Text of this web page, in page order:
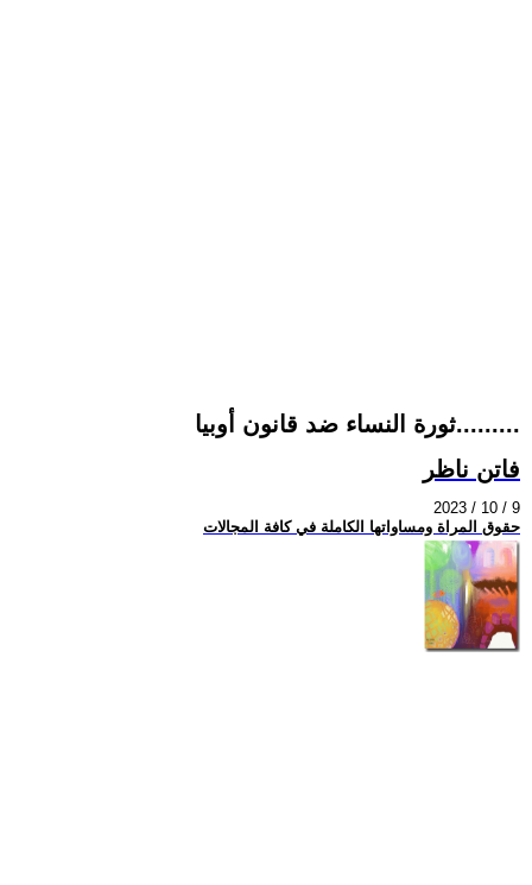
ثورة النساء ضد قانون أوبيا.........
فاتن ناظر
2023 / 10 / 9
حقوق المراة ومساواتها الكاملة في كافة المجالات